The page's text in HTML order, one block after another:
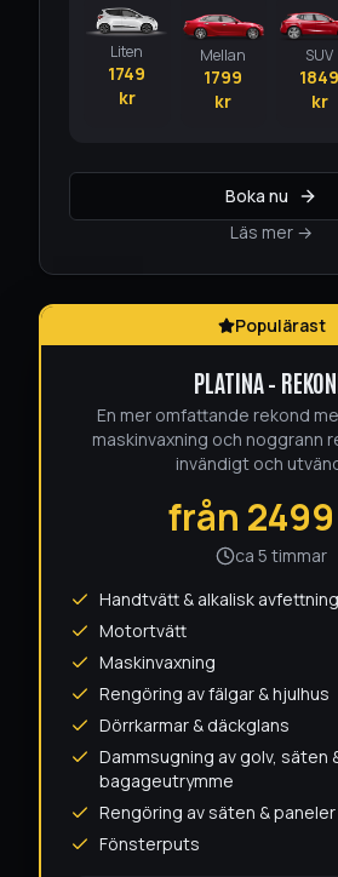
Liten
1749
kr
Mellan
1799
kr
SUV
1849
kr
Boka nu
Läs mer →
Populärast
PLATINA –
En mer omfattande rekond
maskinvaxning och noggrann
invändigt och
från 2499
ca 5 timmar
Handtvätt & alkalisk avfettning
Motortvätt
Maskinvaxning
Rengöring av fälgar & hjulhus
Dörrkarmar & däckglans
Dammsugning av golv, säten
bagageutrymme
Rengöring av säten & paneler
Fönsterputs